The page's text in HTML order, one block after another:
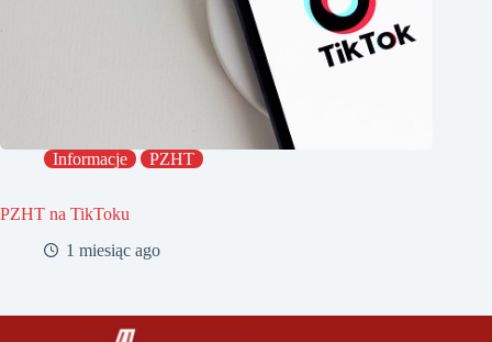
Informacje PZHT
PZHT na TikToku
1 miesiąc ago